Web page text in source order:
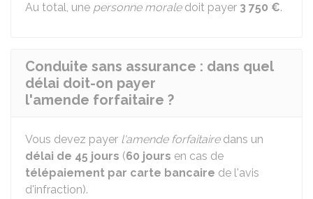
Au total, une personne moraledoit payer 3 750 €.
Conduite sans assurance : dans quel
délai doit-on payer
l'amende forfaitaire ?
Vous devez payer l'amende forfaitairedans un
délai de 45 jours (60 jours en cas de
télépaiement par carte bancaire de l'avis
d'infraction).